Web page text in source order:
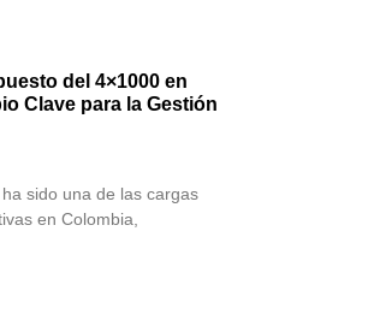
del 4×1000 en
Clave para la Gestión
sido una de las cargas
en Colombia,